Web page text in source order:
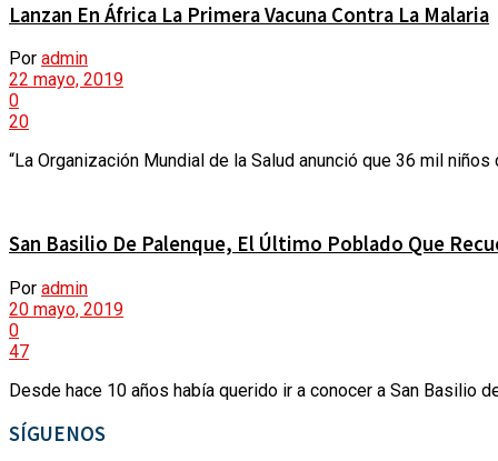
VIRALES
VÍDEOS
ACTUALIDAD
CATEGORÍAS
SECCIONES
Lanzan En África La Primera Vacuna Contra La Malaria
Por admin
22 mayo, 2019
0
20
“La Organización Mundial de la Salud anunció que 36 mil
San Basilio De Palenque, El Último Poblado Que
Por admin
20 mayo, 2019
0
47
Desde hace 10 años había querido ir a conocer a San Basilio
SÍGUENOS